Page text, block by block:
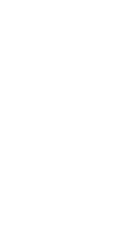
zum Beispiel:
und -räume für
und
(beglaubigte
für